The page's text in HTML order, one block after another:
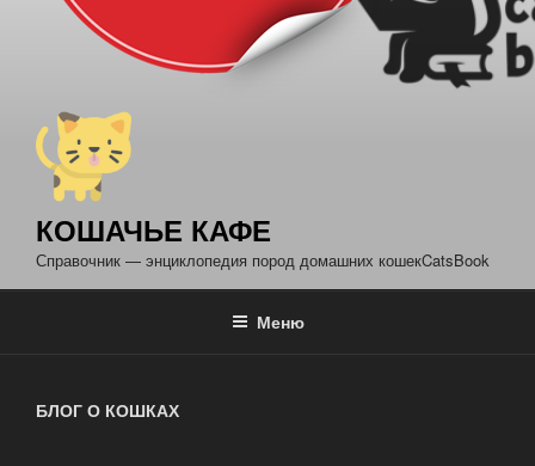
КОШАЧЬЕ КАФЕ
Справочник — энциклопедия пород домашних кошекCatsBook
Меню
БЛОГ О КОШКАХ